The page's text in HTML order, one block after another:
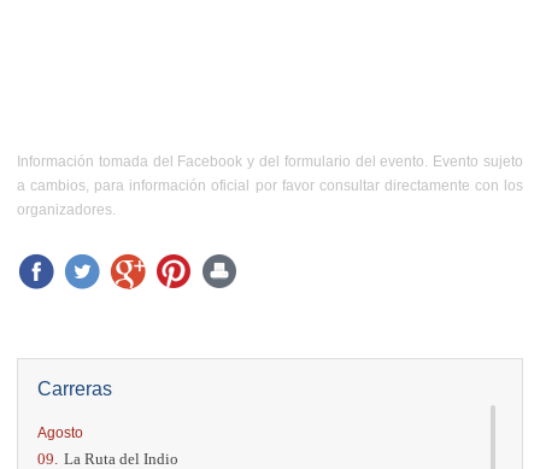
Carreras
Agosto
09. La Ruta del Indio
Información tomada del Facebook y del formulario del evento. Evento sujeto
a cambios, para información oficial por favor consultar directamente con los
organizadores.